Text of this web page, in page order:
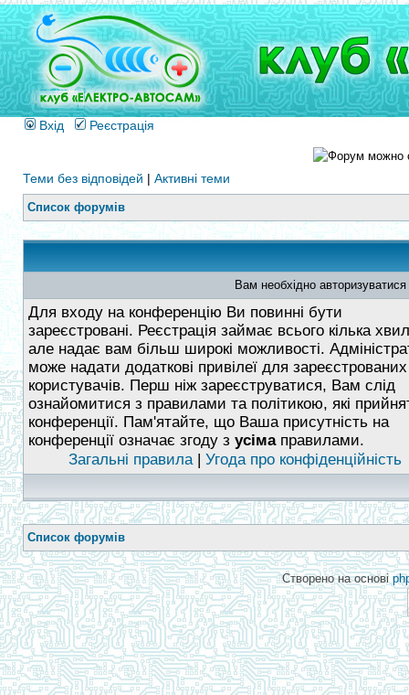
Вхід Реєстрація
Теми без відповідей | Активні теми
Список форумів
Вам необхідно
Для входу на конференцію Ви повинні бути
зареєстровані. Реєстрація займає всього кілька
але надає вам більш широкі можливості.
може надати додаткові привілеї для зареєстрованих
користувачів. Перш ніж зареєструватися, Вам слід
ознайомитися з правилами та політикою, які
конференції. Пам'ятайте, що Ваша присутність на
конференції означає згоду з усімаправилами.
Загальні правила| Угода про конфіденційність
Список форумів
Створено на основі